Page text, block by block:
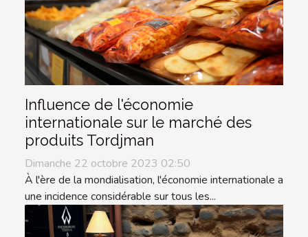
Influence de l'économie
internationale sur le marché des
produits Tordjman
Dimanche 22 octobre 2023 02:50
À l'ère de la mondialisation, l'économie internationale a
une incidence considérable sur tous les...